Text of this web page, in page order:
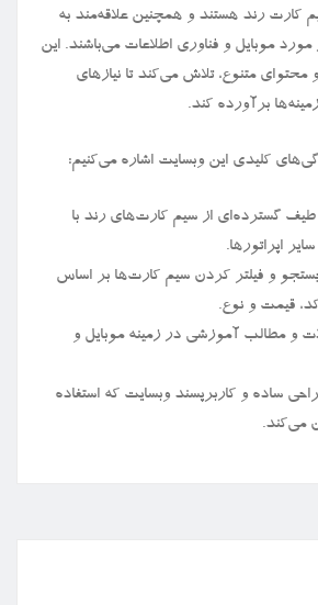
کارت رند هستند و همچنین علاقه‌مند به
موبایل و فناوری اطلاعات می‌باشند. این
محتوای متنوع، تلاش می‌کند تا نیازهای
برآورده کند.
کلیدی این وبسایت اشاره می‌کنیم:
طیف گسترده‌ای از سیم کارت‌های رند با
و فیلتر کردن سیم کارت‌ها بر اساس
قیمت و نوع.
و مطالب آموزشی در زمینه موبایل و
ساده و کاربرپسند وبسایت که استفاده
می‌کند.